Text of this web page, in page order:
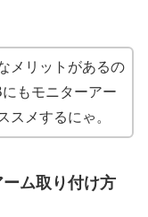
メリットがあるの
もモニターアー
スメするにゃ。
ム取り付け方